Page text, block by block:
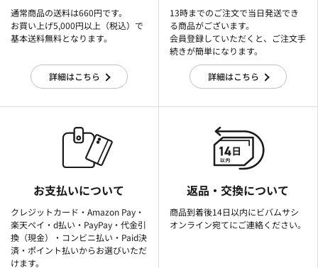
通常商品の送料は660円です。
お買い上げ5,000円以上（税込）で
基本送料無料となります。
詳細はこちら
13時までのご注文で当日発送でき
る商品がございます。
会員登録していただくと、ご注文手
続きが簡単になります。
詳細はこちら
お支払いについて
クレジットカード・Amazon Pay・
楽天ぺイ・d払い・PayPay・代金引
換（現金）・コンビニ払い・Paid決
済・ポイント払いからお選びいただ
けます。
返品・交換について
商品到着後14日以内にビバムサシ
オンライン宛てにご連絡ください。